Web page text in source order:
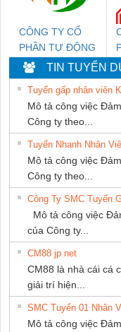
CÔNG TY CỔ
PHẦN TỰ ĐỘNG
TIẾN HƯNG
TIN TUYỂN
Tuyển gấp nhân viên
Mô tả công việc
Công ty theo...
Tuyển Nhanh Nhân
Mô tả công việc
Công ty theo...
Công Ty SMC Tuyển
Mô tả công việc
của Công ty...
CM88 jp net
CM88 là nhà cái cá
giải trí hiện...
SMC Tuyển 01 Nhân
Mô tả công việc